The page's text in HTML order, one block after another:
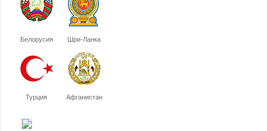
Белорусия Шри-Ланка
Турция Афганистан